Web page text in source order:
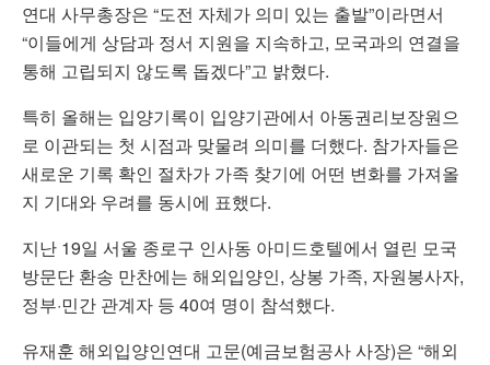
연대 사무총장은 “도전 자체가 의미 있는 출발”이라면서
“이들에게 상담과 정서 지원을 지속하고, 모국과의 연결을
통해 고립되지 않도록 돕겠다”고 밝혔다.
특히 올해는 입양기록이 입양기관에서 아동권리보장원으
로 이관되는 첫 시점과 맞물려 의미를 더했다. 참가자들은
새로운 기록 확인 절차가 가족 찾기에 어떤 변화를 가져올
지 기대와 우려를 동시에 표했다.
지난 19일 서울 종로구 인사동 아미드호텔에서 열린 모국
방문단 환송 만찬에는 해외입양인, 상봉 가족, 자원봉사자,
정부·민간 관계자 등 40여 명이 참석했다.
유재훈 해외입양인연대 고문(예금보험공사 사장)은 “해외